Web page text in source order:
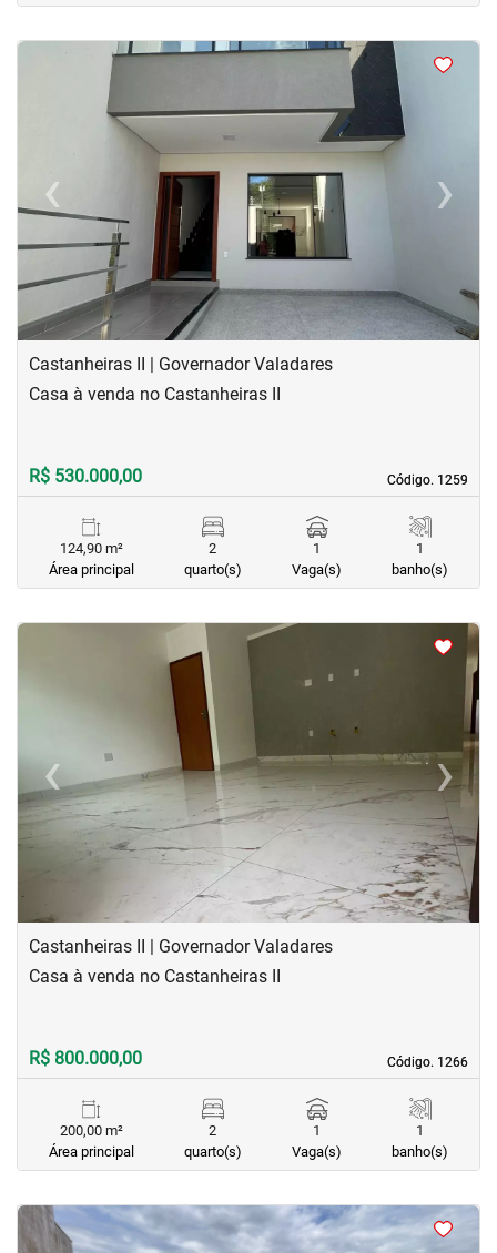
‹Previous ›
Next
Castanheiras II | Governador Valadares
Código. 1259
Código. 1259
Casa à venda no Castanheiras II
R$ 530.000,00
124,90 m²
Área principal
2
quarto(s)
1
Vaga(s)
1
banho(s)
<
‹Previous ›Next
Castanheiras II | Governador Valadares
Código. 1266
Código. 1266
Casa à venda no Castanheiras II
R$ 800.000,00
200,00 m²
Área principal
2
quarto(s)
1
Vaga(s)
1
banho(s)
< <<